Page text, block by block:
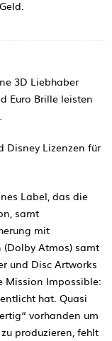
3D Liebhaber
Euro Brille leisten
Disney Lizenzen für
Label, das die
samt
mit
(Dolby Atmos) samt
und Disc Artworks
Mission Impossible:
hat. Quasi
vorhanden um
produzieren, fehlt